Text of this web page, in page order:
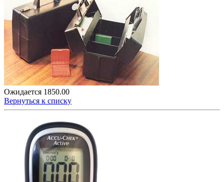
Ожидается 1850.00
Вернуться к списку